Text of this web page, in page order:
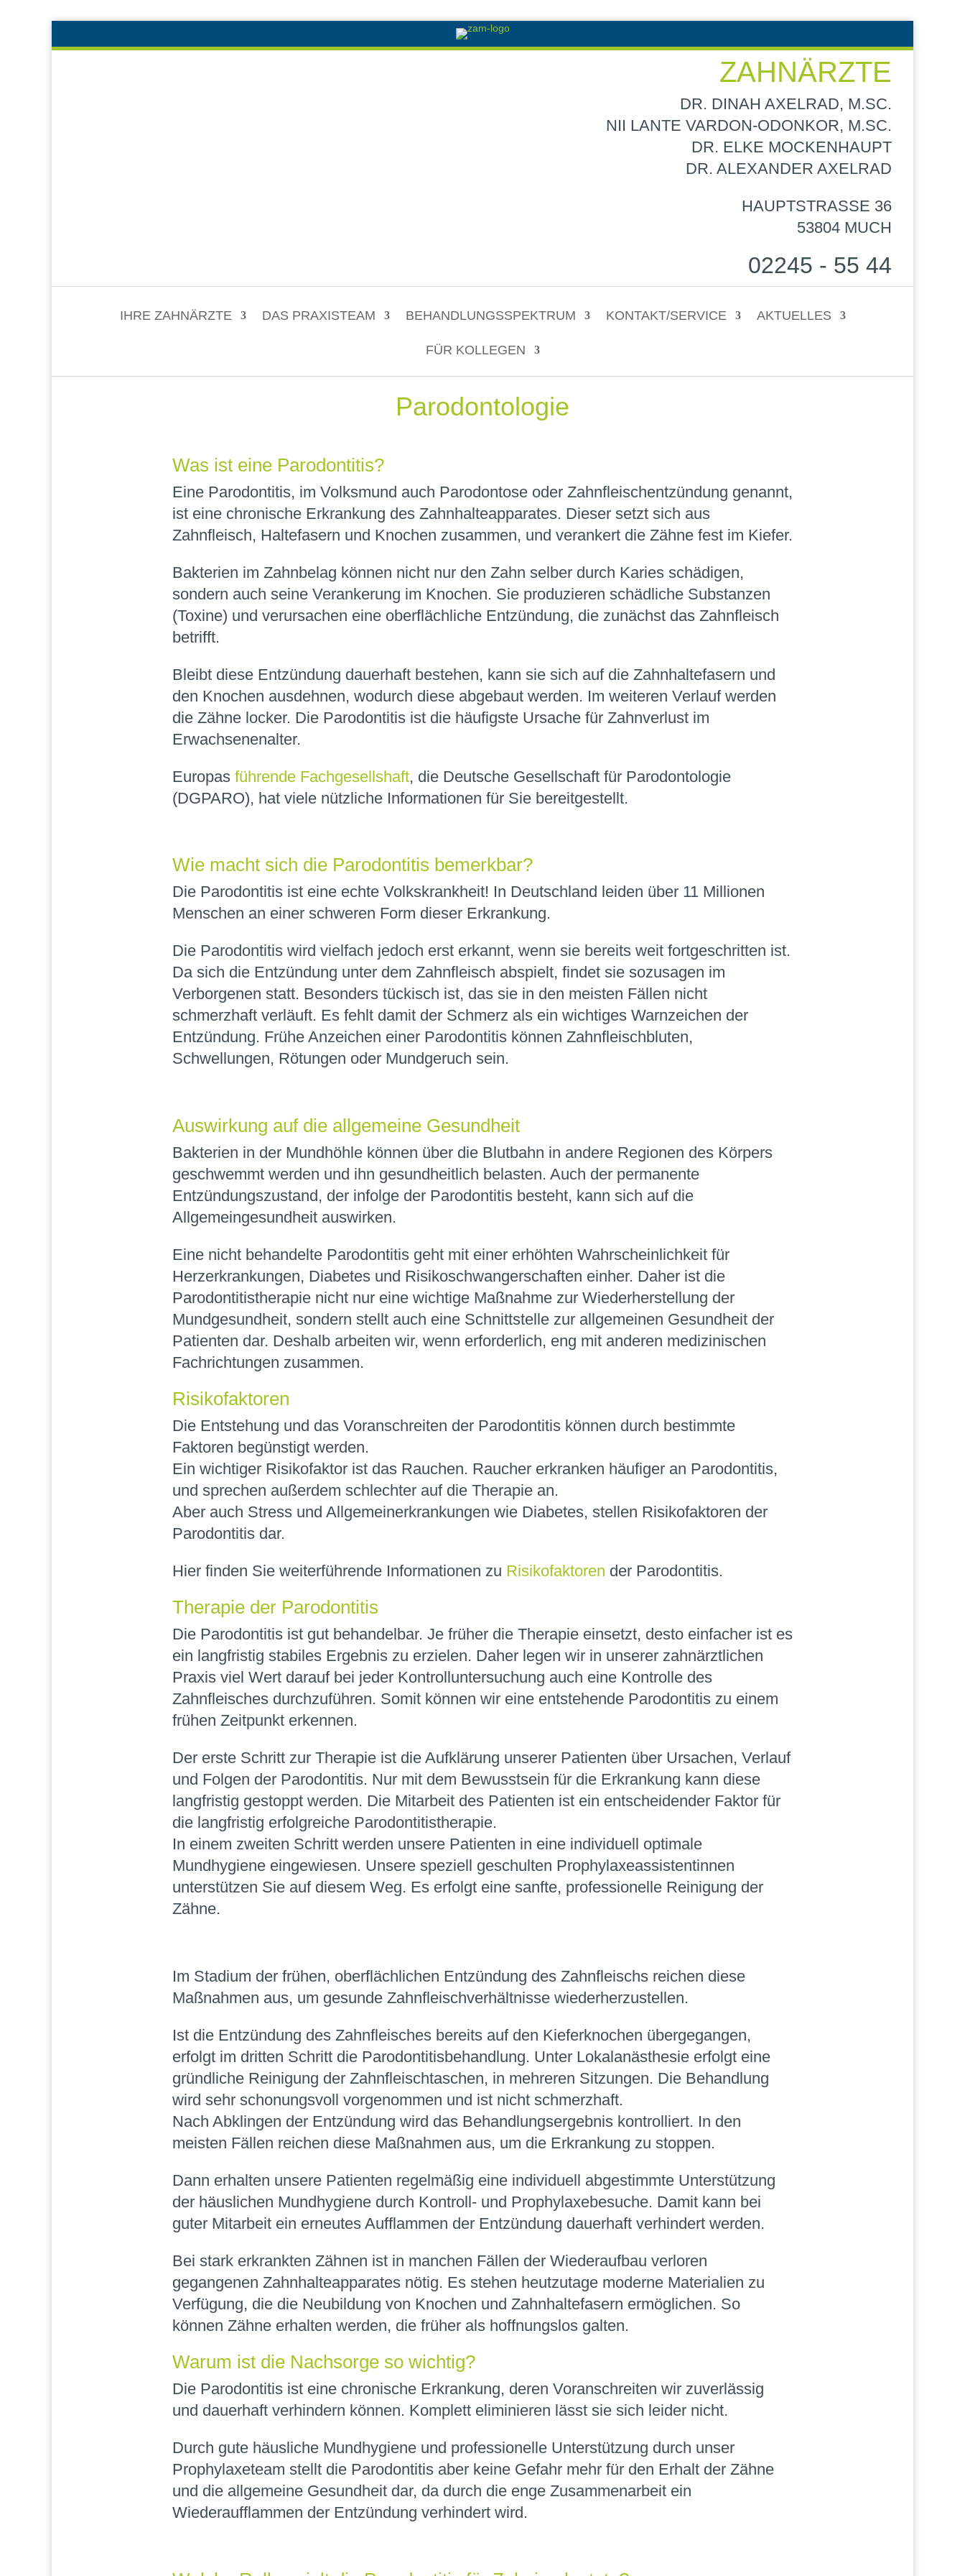
ZAHNÄRZTE
DR. DINAH AXELRAD, M.SC.
NII LANTE VARDON-ODONKOR, M.SC.
DR. ELKE MOCKENHAUPT
DR. ALEXANDER AXELRAD
HAUPTSTRASSE 36
53804 MUCH
02245 - 55 44
IHRE ZAHNÄRZTE DAS PRAXISTEAM BEHANDLUNGSSPEKTRUM KONTAKT/SERVICE AKTUELLES
FÜR KOLLEGEN
Parodontologie
Was ist eine Parodontitis?
Eine Parodontitis, im Volksmund auch Parodontose oder Zahnfleischentzündung genannt,
ist eine chronische Erkrankung des Zahnhalteapparates. Dieser setzt sich aus
Zahnfleisch, Haltefasern und Knochen zusammen, und verankert die Zähne fest im Kiefer.
Bakterien im Zahnbelag können nicht nur den Zahn selber durch Karies schädigen,
sondern auch seine Verankerung im Knochen. Sie produzieren schädliche Substanzen
(Toxine) und verursachen eine oberflächliche Entzündung, die zunächst das Zahnfleisch
betrifft.
Bleibt diese Entzündung dauerhaft bestehen, kann sie sich auf die Zahnhaltefasern und
den Knochen ausdehnen, wodurch diese abgebaut werden. Im weiteren Verlauf werden
die Zähne locker. Die Parodontitis ist die häufigste Ursache für Zahnverlust im
Erwachsenenalter.
Europas führende Fachgesellshaft, die Deutsche Gesellschaft für Parodontologie
(DGPARO), hat viele nützliche Informationen für Sie bereitgestellt.
Wie macht sich die Parodontitis bemerkbar?
Die Parodontitis ist eine echte Volkskrankheit! In Deutschland leiden über 11 Millionen
Menschen an einer schweren Form dieser Erkrankung.
Die Parodontitis wird vielfach jedoch erst erkannt, wenn sie bereits weit fortgeschritten ist.
Da sich die Entzündung unter dem Zahnfleisch abspielt, findet sie sozusagen im
Verborgenen statt. Besonders tückisch ist, das sie in den meisten Fällen nicht
schmerzhaft verläuft. Es fehlt damit der Schmerz als ein wichtiges Warnzeichen der
Entzündung. Frühe Anzeichen einer Parodontitis können Zahnfleischbluten,
Schwellungen, Rötungen oder Mundgeruch sein.
Auswirkung auf die allgemeine Gesundheit
Bakterien in der Mundhöhle können über die Blutbahn in andere Regionen des Körpers
geschwemmt werden und ihn gesundheitlich belasten. Auch der permanente
Entzündungszustand, der infolge der Parodontitis besteht, kann sich auf die
Allgemeingesundheit auswirken.
Eine nicht behandelte Parodontitis geht mit einer erhöhten Wahrscheinlichkeit für
Herzerkrankungen, Diabetes und Risikoschwangerschaften einher. Daher ist die
Parodontitistherapie nicht nur eine wichtige Maßnahme zur Wiederherstellung der
Mundgesundheit, sondern stellt auch eine Schnittstelle zur allgemeinen Gesundheit der
Patienten dar. Deshalb arbeiten wir, wenn erforderlich, eng mit anderen medizinischen
Fachrichtungen zusammen.
Risikofaktoren
Die Entstehung und das Voranschreiten der Parodontitis können durch bestimmte
Faktoren begünstigt werden.
Ein wichtiger Risikofaktor ist das Rauchen. Raucher erkranken häufiger an Parodontitis,
und sprechen außerdem schlechter auf die Therapie an.
Aber auch Stress und Allgemeinerkrankungen wie Diabetes, stellen Risikofaktoren der
Parodontitis dar.
Hier finden Sie weiterführende Informationen zu Risikofaktoren der Parodontitis.
Therapie der Parodontitis
Die Parodontitis ist gut behandelbar. Je früher die Therapie einsetzt, desto einfacher ist es
ein langfristig stabiles Ergebnis zu erzielen. Daher legen wir in unserer zahnärztlichen
Praxis viel Wert darauf bei jeder Kontrolluntersuchung auch eine Kontrolle des
Zahnfleisches durchzuführen. Somit können wir eine entstehende Parodontitis zu einem
frühen Zeitpunkt erkennen.
Der erste Schritt zur Therapie ist die Aufklärung unserer Patienten über Ursachen, Verlauf
und Folgen der Parodontitis. Nur mit dem Bewusstsein für die Erkrankung kann diese
langfristig gestoppt werden. Die Mitarbeit des Patienten ist ein entscheidender Faktor für
die langfristig erfolgreiche Parodontitistherapie.
In einem zweiten Schritt werden unsere Patienten in eine individuell optimale
Mundhygiene eingewiesen. Unsere speziell geschulten Prophylaxeassistentinnen
unterstützen Sie auf diesem Weg. Es erfolgt eine sanfte, professionelle Reinigung der
Zähne.
Im Stadium der frühen, oberflächlichen Entzündung des Zahnfleischs reichen diese
Maßnahmen aus, um gesunde Zahnfleischverhältnisse wiederherzustellen.
Ist die Entzündung des Zahnfleisches bereits auf den Kieferknochen übergegangen,
erfolgt im dritten Schritt die Parodontitisbehandlung. Unter Lokalanästhesie erfolgt eine
gründliche Reinigung der Zahnfleischtaschen, in mehreren Sitzungen. Die Behandlung
wird sehr schonungsvoll vorgenommen und ist nicht schmerzhaft.
Nach Abklingen der Entzündung wird das Behandlungsergebnis kontrolliert. In den
meisten Fällen reichen diese Maßnahmen aus, um die Erkrankung zu stoppen.
Dann erhalten unsere Patienten regelmäßig eine individuell abgestimmte Unterstützung
der häuslichen Mundhygiene durch Kontroll- und Prophylaxebesuche. Damit kann bei
guter Mitarbeit ein erneutes Aufflammen der Entzündung dauerhaft verhindert werden.
Bei stark erkrankten Zähnen ist in manchen Fällen der Wiederaufbau verloren
gegangenen Zahnhalteapparates nötig. Es stehen heutzutage moderne Materialien zu
Verfügung, die die Neubildung von Knochen und Zahnhaltefasern ermöglichen. So
können Zähne erhalten werden, die früher als hoffnungslos galten.
Warum ist die Nachsorge so wichtig?
Die Parodontitis ist eine chronische Erkrankung, deren Voranschreiten wir zuverlässig
und dauerhaft verhindern können. Komplett eliminieren lässt sie sich leider nicht.
Durch gute häusliche Mundhygiene und professionelle Unterstützung durch unser
Prophylaxeteam stellt die Parodontitis aber keine Gefahr mehr für den Erhalt der Zähne
und die allgemeine Gesundheit dar, da durch die enge Zusammenarbeit ein
Wiederaufflammen der Entzündung verhindert wird.